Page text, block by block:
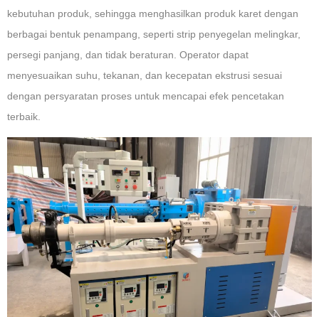
kebutuhan produk, sehingga menghasilkan produk karet dengan
berbagai bentuk penampang, seperti strip penyegelan melingkar,
persegi panjang, dan tidak beraturan. Operator dapat
menyesuaikan suhu, tekanan, dan kecepatan ekstrusi sesuai
dengan persyaratan proses untuk mencapai efek pencetakan
terbaik.